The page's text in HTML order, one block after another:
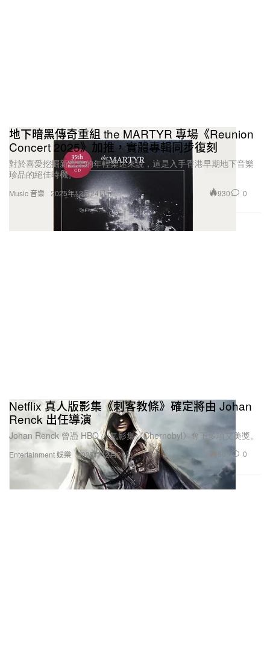
Music 音樂
地下暗黑傳奇重組 the MARTYR 專場《Reunion
Concert 2025》加推，實體專輯同步復刻
對於喜愛挖掘新音樂的年輕樂迷來說，這是入手香港早期地下音樂
珍品的絕佳時機。⁠
2025年12月24日 930 0
Entertainment 娛樂
Netflix 真人版影集《刺客教條》確定將由 Johan
Renck 出任導演
Johan Renck 曾憑 HBO 人氣影集《Chernobyl》奪下多項艾美獎。
2025年12月24日 803 0